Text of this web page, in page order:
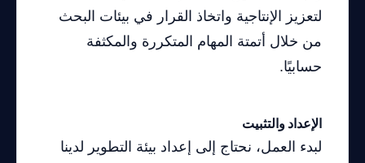
لتعزيز الإنتاجية واتخاذ القرار في بيئات البحث
من خلال أتمتة المهام المتكررة والمكثفة
حسابيًا.
الإعداد والتثبيت
لبدء العمل، نحتاج إلى إعداد بيئة التطوير لدينا